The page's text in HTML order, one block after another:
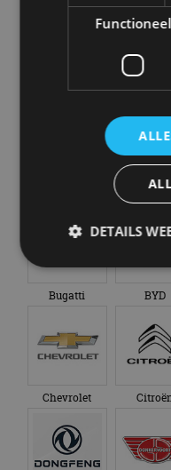
Abarth
Bugatti BYD
Chevrolet
Functioneel
DETAILS
Strikt noodzakelijk
Functioneel
Strikt noodzakelijke
website kan niet